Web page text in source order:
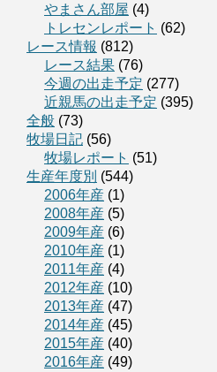
やまさん部屋 (4)
トレセンレポート (62)
レース情報 (812)
レース結果 (76)
今週の出走予定 (277)
近親馬の出走予定 (395)
全般 (73)
牧場日記 (56)
牧場レポート (51)
生産年度別 (544)
2006年産 (1)
2008年産 (5)
2009年産 (6)
2010年産 (1)
2011年産 (4)
2012年産 (10)
2013年産 (47)
2014年産 (45)
2015年産 (40)
2016年産 (49)